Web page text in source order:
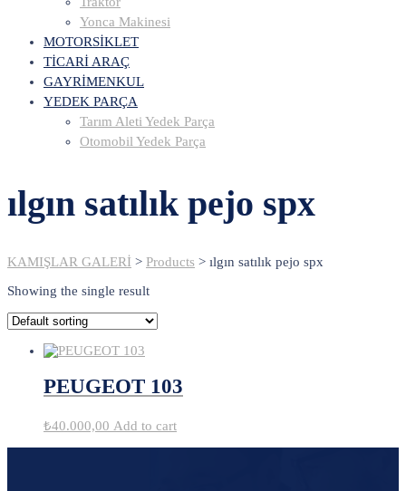
Yonca Makinesi
MOTORSİKLET
TİCARİ ARAÇ
GAYRİMENKUL
YEDEK PARÇA
Tarım Aleti Yedek Parça
Otomobil Yedek Parça
ılgın satılık pejo spx
KAMIŞLAR GALERİ > Products > ılgın satılık pejo spx
Showing the single result
PEUGEOT 103
₺40.000,00 Add to cart